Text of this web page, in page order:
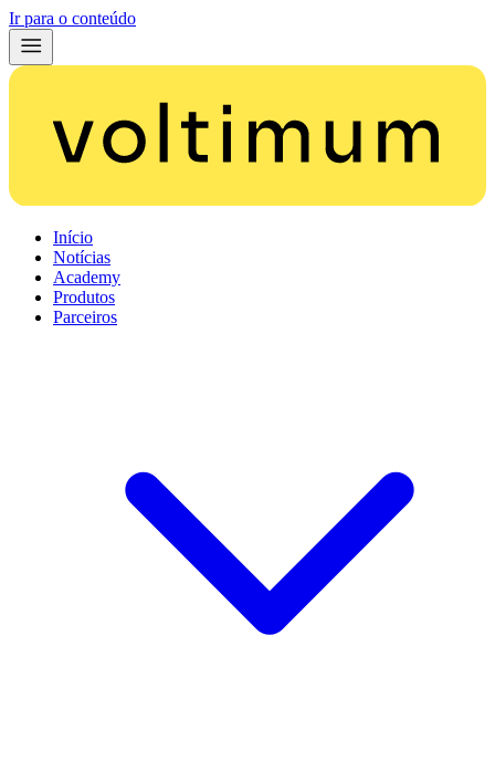
Ir para o conteúdo
Início
Notícias
Academy
Produtos
Parceiros